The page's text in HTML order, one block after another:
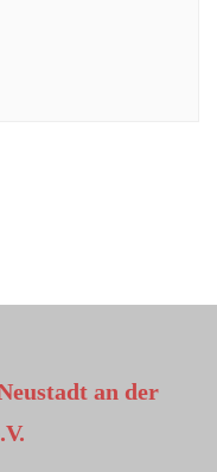
an der